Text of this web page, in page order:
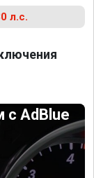
л.с.
с AdBlue